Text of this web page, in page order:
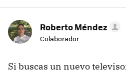
Roberto Méndez
Colaborador
Si buscas un nuevo